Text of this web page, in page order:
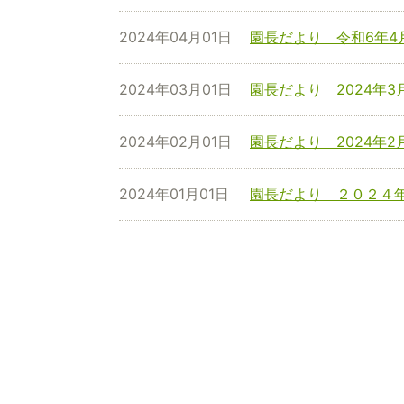
園長だより 令和6年4
2024年04月01日
園長だより 2024年3
2024年03月01日
園長だより 2024年2
2024年02月01日
園長だより ２０２４
2024年01月01日